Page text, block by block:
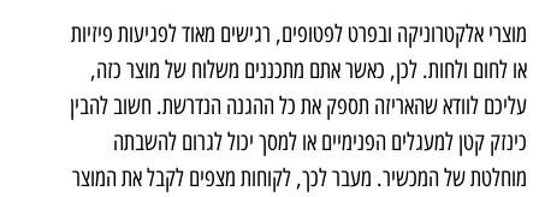
מוצרי אלקטרוניקה ובפרט לפטופים, רגישים מאוד לפגיעות פיזיות
או לחום ולחות. לכן, כאשר אתם מתכננים משלוח של מוצר כזה,
עליכם לוודא שהאריזה תספק את כל ההגנה הנדרשת. חשוב להבין
כינזק קטן למעגלים הפנימיים או למסך יכול לגרום להשבתה
מוחלטת של המכשיר. מעבר לכך, לקוחות מצפים לקבל את המוצר